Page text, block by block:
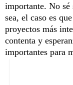
importante. No sé
sea, el caso es
proyectos más
contenta y
importantes para